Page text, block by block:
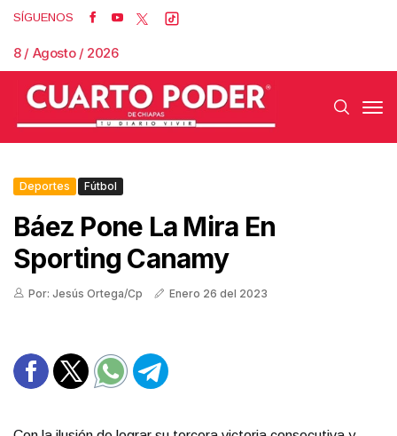
SÍGUENOS
8 / Agosto / 2026
Deportes Fútbol
Báez Pone La Mira En
Sporting Canamy
Por: Jesús Ortega/Cp Enero 26 del 2023